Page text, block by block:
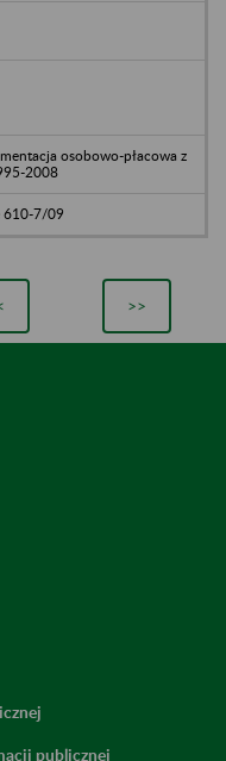
osobowo-płacowa z
2008
610-7/09
>>
publicznej